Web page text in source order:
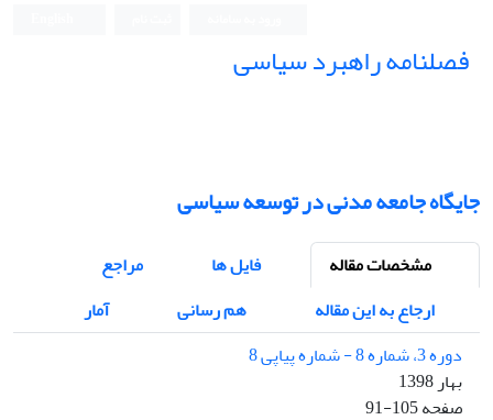
فصلنامه راهبرد سیاسی
جایگاه جامعه مدنی در توسعه سیاسی
مشخصات مقاله فایل ها
مراجع
ارجاع به این مقاله
هم رسانی
آمار
دوره 3، شماره 8 - شماره پیاپی 8
بهار 1398
صفحه91-105